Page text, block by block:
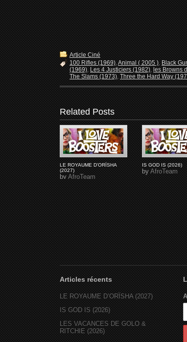
Article Ciné
100 Rifles (1969),Animal ( 2005 ),Black
(1969),Les 4 Justiciers (1982),les Browns
The Slams (1973),Three the Hard Way
Related Posts
LE ROYAUME D'ORÏSHA
(2027)
byAfroTeam
IS GOD IS (2026)
byAfroTeam
Articles récents
LE ROYAUME D’ORÏSHA (2027)
IS GOD IS (2026)
LES VACANCES DE GOLO &
RITCHIE (2026)